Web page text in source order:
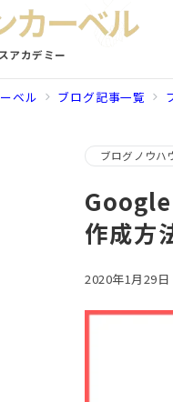
アカデミー
ベル ブログ記事一覧
ブログノウハ
作成方
2020年1月29日